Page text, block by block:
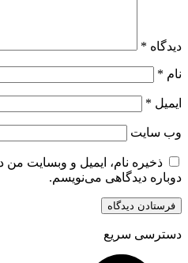
دیدگاه *
نام *
ایمیل *
وب‌ سایت
ذخیره نام، ایمیل و وبسایت
دوباره دیدگاهی می‌نویسم.
دسترسی سریع